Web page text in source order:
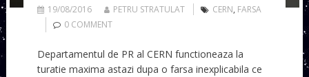
19/08/2016 PETRU STRATULAT CERN, FARSA
0 COMMENT
Departamentul de PR al CERN functioneaza la
turatie maxima astazi dupa o farsa inexplicabila ce